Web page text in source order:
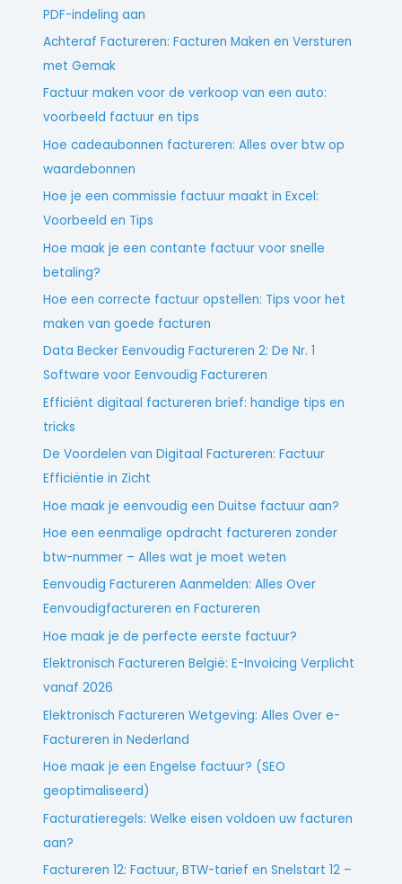
PDF-indeling aan
Achteraf Factureren: Facturen Maken en Versturen
met Gemak
Factuur maken voor de verkoop van een auto:
voorbeeld factuur en tips
Hoe cadeaubonnen factureren: Alles over btw op
waardebonnen
Hoe je een commissie factuur maakt in Excel:
Voorbeeld en Tips
Hoe maak je een contante factuur voor snelle
betaling?
Hoe een correcte factuur opstellen: Tips voor het
maken van goede facturen
Data Becker Eenvoudig Factureren 2: De Nr. 1
Software voor Eenvoudig Factureren
Efficiënt digitaal factureren brief: handige tips en
tricks
De Voordelen van Digitaal Factureren: Factuur
Efficiëntie in Zicht
Hoe maak je eenvoudig een Duitse factuur aan?
Hoe een eenmalige opdracht factureren zonder
btw-nummer – Alles wat je moet weten
Eenvoudig Factureren Aanmelden: Alles Over
Eenvoudigfactureren en Factureren
Hoe maak je de perfecte eerste factuur?
Elektronisch Factureren België: E-Invoicing Verplicht
vanaf 2026
Elektronisch Factureren Wetgeving: Alles Over e-
Factureren in Nederland
Hoe maak je een Engelse factuur? (SEO
geoptimaliseerd)
Facturatieregels: Welke eisen voldoen uw facturen
aan?
Factureren 12: Factuur, BTW-tarief en Snelstart 12 –